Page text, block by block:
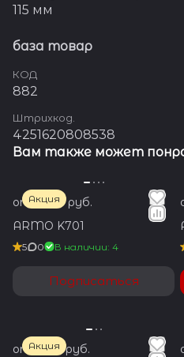
115 мм
база товар
КОД
882
Штрихкод.
4251620808538
Вам также может
Акция
от 1 200 руб.
ARMO K701
5 0 В наличии: 4
Подписаться
Акция
от 1 350 руб.